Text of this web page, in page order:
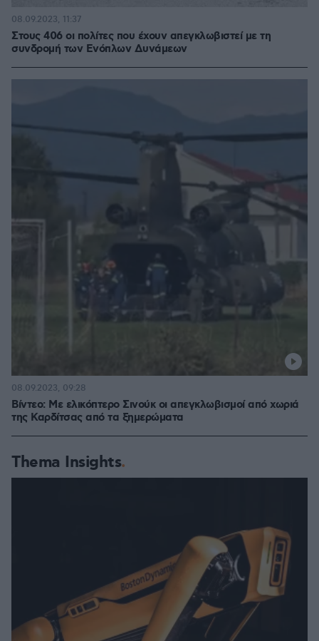
Στους 406 οι πολίτες που έχουν απεγκλωβιστεί με τη
συνδρομή των Ενόπλων Δυνάμεων
08.09.2023, 11:37
Βίντεο: Με ελικόπτερο Σινούκ οι απεγκλωβισμοί από χωριά
της Καρδίτσας από τα ξημερώματα
08.09.2023, 09:28
Thema Insights